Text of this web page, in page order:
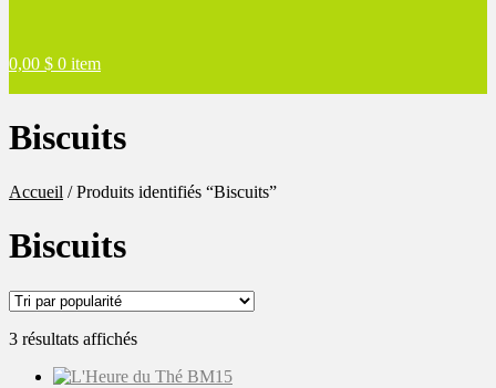
0,00 $ 0 item
Biscuits
Accueil /Produits identifiés “Biscuits”
Biscuits
3 résultats affichésTrié
popularité